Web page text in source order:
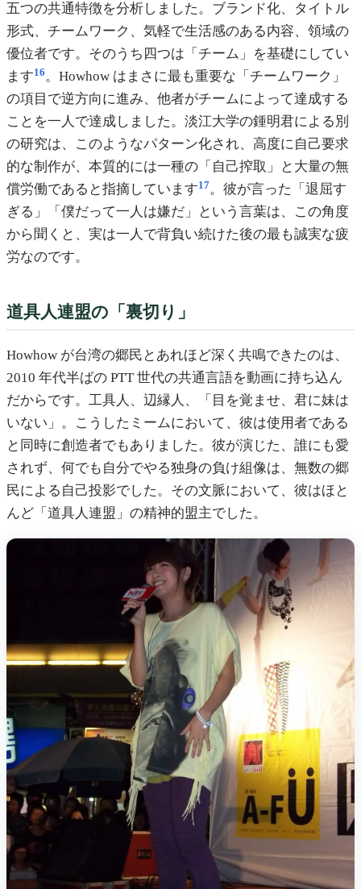
五つの共通特徴を分析しました。ブランド化、タイトル
形式、チームワーク、気軽で生活感のある内容、領域の
優位者です。そのうち四つは「チーム」を基礎にしてい
ます16。Howhow はまさに最も重要な「チームワーク」
の項目で逆方向に進み、他者がチームによって達成する
ことを一人で達成しました。淡江大学の鍾明君による別
の研究は、このようなパターン化され、高度に自己要求
的な制作が、本質的には一種の「自己搾取」と大量の無
償労働であると指摘しています17。彼が言った「退屈す
ぎる」「僕だって一人は嫌だ」という言葉は、この角度
から聞くと、実は一人で背負い続けた後の最も誠実な疲
労なのです。
道具人連盟の「裏切り」
Howhow が台湾の郷民とあれほど深く共鳴できたのは、
2010 年代半ばの PTT 世代の共通言語を動画に持ち込ん
だからです。工具人、辺縁人、「目を覚ませ、君に妹は
いない」。こうしたミームにおいて、彼は使用者である
と同時に創造者でもありました。彼が演じた、誰にも愛
されず、何でも自分でやる独身の負け組像は、無数の郷
民による自己投影でした。その文脈において、彼はほと
んど「道具人連盟」の精神的盟主でした。